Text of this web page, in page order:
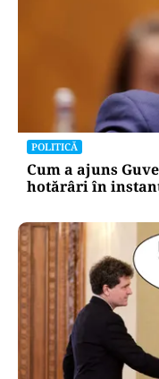
POLITICĂ
Cum a ajuns
hotărâri în